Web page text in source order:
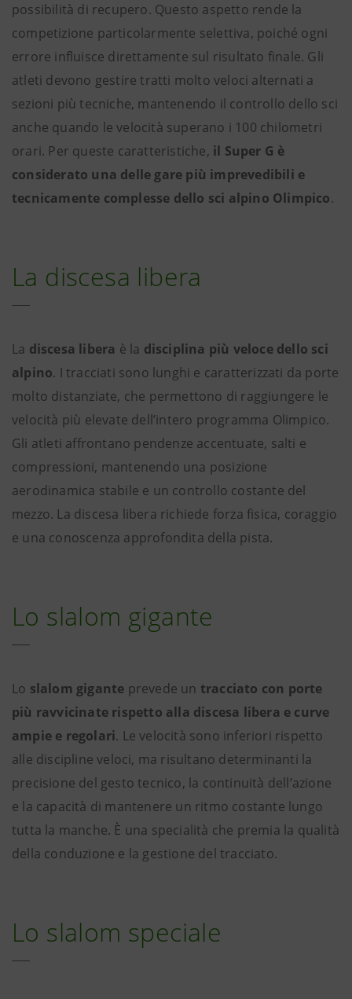
possibilità di recupero. Questo aspetto rende la
competizione particolarmente selettiva, poiché ogni
errore influisce direttamente sul risultato finale. Gli
atleti devono gestire tratti molto veloci alternati a
sezioni più tecniche, mantenendo il controllo dello sci
anche quando le velocità superano i 100 chilometri
orari. Per queste caratteristiche, il Super G è
considerato una delle gare più imprevedibili e
tecnicamente complesse dello sci alpino Olimpico.
La discesa libera
La discesa libera è la disciplina più veloce dello sci
alpino. I tracciati sono lunghi e caratterizzati da porte
molto distanziate, che permettono di raggiungere le
velocità più elevate dell’intero programma Olimpico.
Gli atleti affrontano pendenze accentuate, salti e
compressioni, mantenendo una posizione
aerodinamica stabile e un controllo costante del
mezzo. La discesa libera richiede forza fisica, coraggio
e una conoscenza approfondita della pista.
Lo slalom gigante
Lo slalom gigante prevede un tracciato con porte
più ravvicinate rispetto alla discesa libera e curve
ampie e regolari. Le velocità sono inferiori rispetto
alle discipline veloci, ma risultano determinanti la
precisione del gesto tecnico, la continuità dell’azione
e la capacità di mantenere un ritmo costante lungo
tutta la manche. È una specialità che premia la qualità
della conduzione e la gestione del tracciato.
Lo slalom speciale